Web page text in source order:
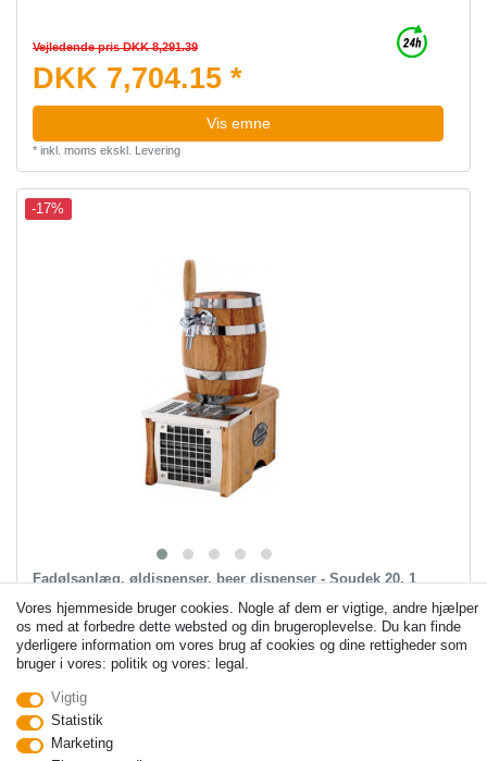
Vejledende pris DKK 8,291.39
DKK 7,704.15 *
Vis emne
* inkl. moms ekskl. Levering
-17%
Fadølsanlæg, øldispenser, beer dispenser - Soudek 20, 1
Vejledende pris DKK 8,231.62
DKK 6,851.12 *
Vores hjemmeside bruger cookies. Nogle af dem er vigtige, andre hjælper
os med at forbedre dette websted og din brugeroplevelse. Du kan finde
yderligere information om vores brug af cookies og dine rettigheder som
bruger i vores: politik og vores: legal.
Vigtig
Statistik
Marketing